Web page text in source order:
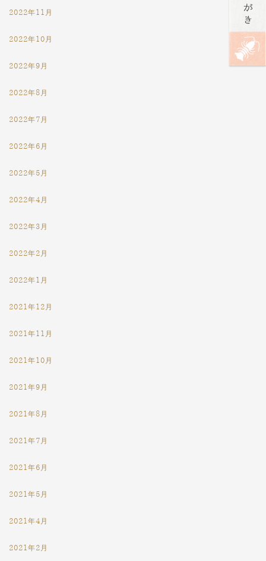
2022年11月
2022年10月
2022年9月
2022年8月
2022年7月
2022年6月
2022年5月
2022年4月
2022年3月
2022年2月
2022年1月
2021年12月
2021年11月
2021年10月
2021年9月
2021年8月
2021年7月
2021年6月
2021年5月
2021年4月
2021年2月